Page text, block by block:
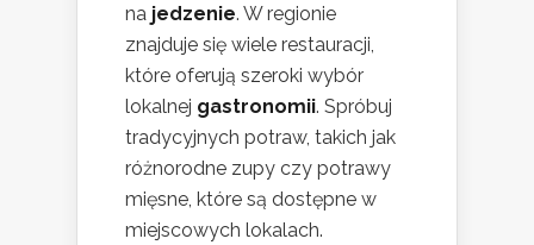
na jedzenie. W regionie
znajduje się wiele restauracji,
które oferują szeroki wybór
lokalnej gastronomii. Spróbuj
tradycyjnych potraw, takich jak
różnorodne zupy czy potrawy
mięsne, które są dostępne w
miejscowych lokalach.